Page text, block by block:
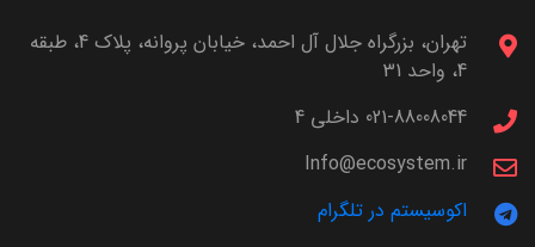
تهران، بزرگراه جلال آل احمد، خیابان پروانه، پلاک 4، طبقه
4، واحد 31
021-88008044 داخلی 4
Info@ecosystem.ir
اکوسیستم در تلگرام